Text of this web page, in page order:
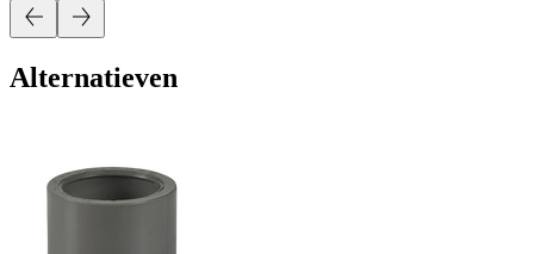
Alternatieven